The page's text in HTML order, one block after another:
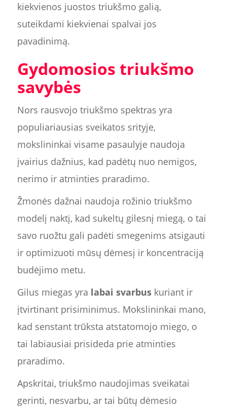
kiekvienos juostos triukšmo galią,
suteikdami kiekvienai spalvai jos
pavadinimą.
Gydomosios triukšmo
savybės
Nors rausvojo triukšmo spektras yra
populiariausias sveikatos srityje,
mokslininkai visame pasaulyje naudoja
įvairius dažnius, kad padėtų nuo nemigos,
nerimo ir atminties praradimo.
Žmonės dažnai naudoja rožinio triukšmo
modelį naktį, kad sukeltų gilesnį miegą, o tai
savo ruožtu gali padėti smegenims atsigauti
ir optimizuoti mūsų dėmesį ir koncentraciją
budėjimo metu.
Gilus miegas yra labai svarbuskuriant ir
įtvirtinant prisiminimus. Mokslininkai mano,
kad senstant trūksta atstatomojo miego, o
tai labiausiai prisideda prie atminties
praradimo.
Apskritai, triukšmo naudojimas sveikatai
gerinti, nesvarbu, ar tai būtų dėmesio